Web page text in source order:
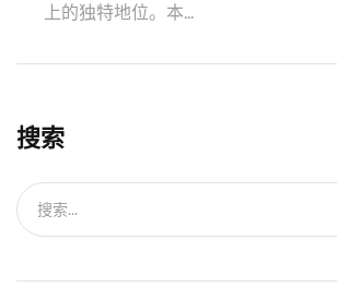
上的独特地位。本...
搜索
搜索...